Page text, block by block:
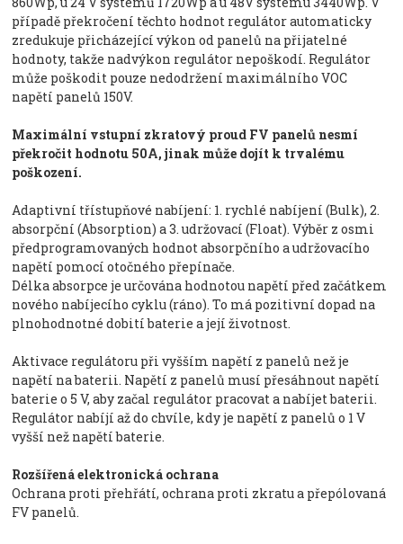
případě překročení těchto hodnot regulátor automaticky
zredukuje přicházející výkon od panelů na přijatelné
hodnoty, takže nadvýkon regulátor nepoškodí. Regulátor
může poškodit pouze nedodržení maximálního VOC
napětí panelů 150V.
Maximální vstupní zkratový proud FV panelů nesmí
překročit hodnotu 50A, jinak může dojít k trvalému
poškození.
Adaptivní třístupňové nabíjení: 1. rychlé nabíjení (Bulk), 2.
absorpční (Absorption) a 3. udržovací (Float). Výběr z osmi
předprogramovaných hodnot absorpčního a udržovacího
napětí pomocí otočného přepínače.
Délka absorpce je určována hodnotou napětí před začátkem
nového nabíjecího cyklu (ráno). To má pozitivní dopad na
plnohodnotné dobití baterie a její životnost.
Aktivace regulátoru při vyšším napětí z panelů než je
napětí na baterii. Napětí z panelů musí přesáhnout napětí
baterie o 5 V, aby začal regulátor pracovat a nabíjet baterii.
Regulátor nabíjí až do chvíle, kdy je napětí z panelů o 1 V
vyšší než napětí baterie.
Rozšířená elektronická ochrana
Ochrana proti přehřátí, ochrana proti zkratu a přepólovaná
FV panelů.